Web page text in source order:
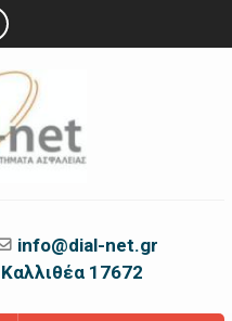
info@dial-net.gr
17672